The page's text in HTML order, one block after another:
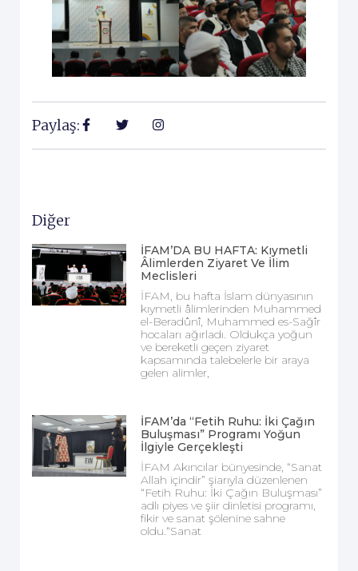
Paylaş:
Diğer
İFAM’DA BU HAFTA: Kıymetli
Âlimlerden Ziyaret Ve İlim
Meclisleri
İFAM, bu hafta İslam dünyasının
kıymetli âlimlerinden Muhammed
el-Beradûnî, Muhammed es-Sağîr
hocaları ağırladı. Oldukça yoğun
ve bereketli geçen ziyaret
kapsamında talebelerle bir araya
gelen alimler,
İFAM’da “Fetih Ruhu: İki Çağın
Buluşması” Programı Yoğun
İlgiyle Gerçekleşti
İFAM Akıncılar bünyesinde, “Sanat
Allah içindir” şiarıyla düzenlenen
“Fetih Ruhu: İki Çağın Buluşması”
adlı piyes ve şiir dinletisi programı,
fikir ve sanat şölenine sahne
oldu.“Sanat